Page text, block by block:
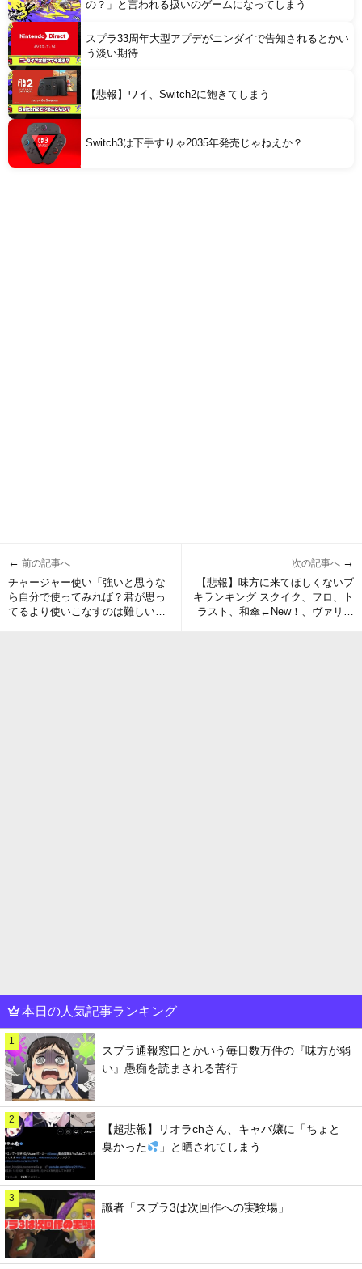
の？」と言われる扱いのゲームになってしまう
スプラ33周年大型アプデがニンダイで告知されるとかい
う淡い期待
【悲報】ワイ、Switch2に飽きてしまう
Switch3は下手すりゃ2035年発売じゃねえか？
← 前の記事へ
チャージャー使い「強いと思うな
ら自分で使ってみれば？君が思っ
てるより使いこなすのは難しいよ
次の記事へ →
【悲報】味方に来てほしくないブ
キランキング スクイク、フロ、ト
ラスト、和傘←New！、ヴァリフ
本日の人気記事ランキング
1
スプラ通報窓口とかいう毎日数万件の『味方が弱
い』愚痴を読まされる苦行
2
【超悲報】リオラchさん、キャバ嬢に「ちょと
臭かった
」と晒されてしまう
3
識者「スプラ3は次回作への実験場」